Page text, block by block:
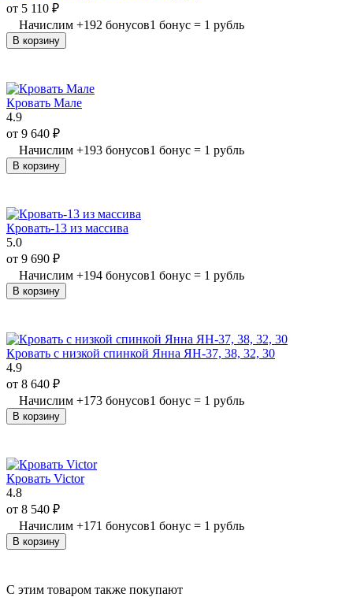
от 5 110 ₽
Начислим +192 бонусов1 бонус = 1 рубль
В корзину
Кровать Мале
4.9
от 9 640 ₽
Начислим +193 бонусов1 бонус = 1 рубль
В корзину
Кровать-13 из массива
5.0
от 9 690 ₽
Начислим +194 бонусов1 бонус = 1 рубль
В корзину
Кровать с низкой спинкой Янна ЯН-37, 38, 32, 30
4.9
от 8 640 ₽
Начислим +173 бонусов1 бонус = 1 рубль
В корзину
Кровать Victor
4.8
от 8 540 ₽
Начислим +171 бонусов1 бонус = 1 рубль
В корзину
C этим товаром также покупают